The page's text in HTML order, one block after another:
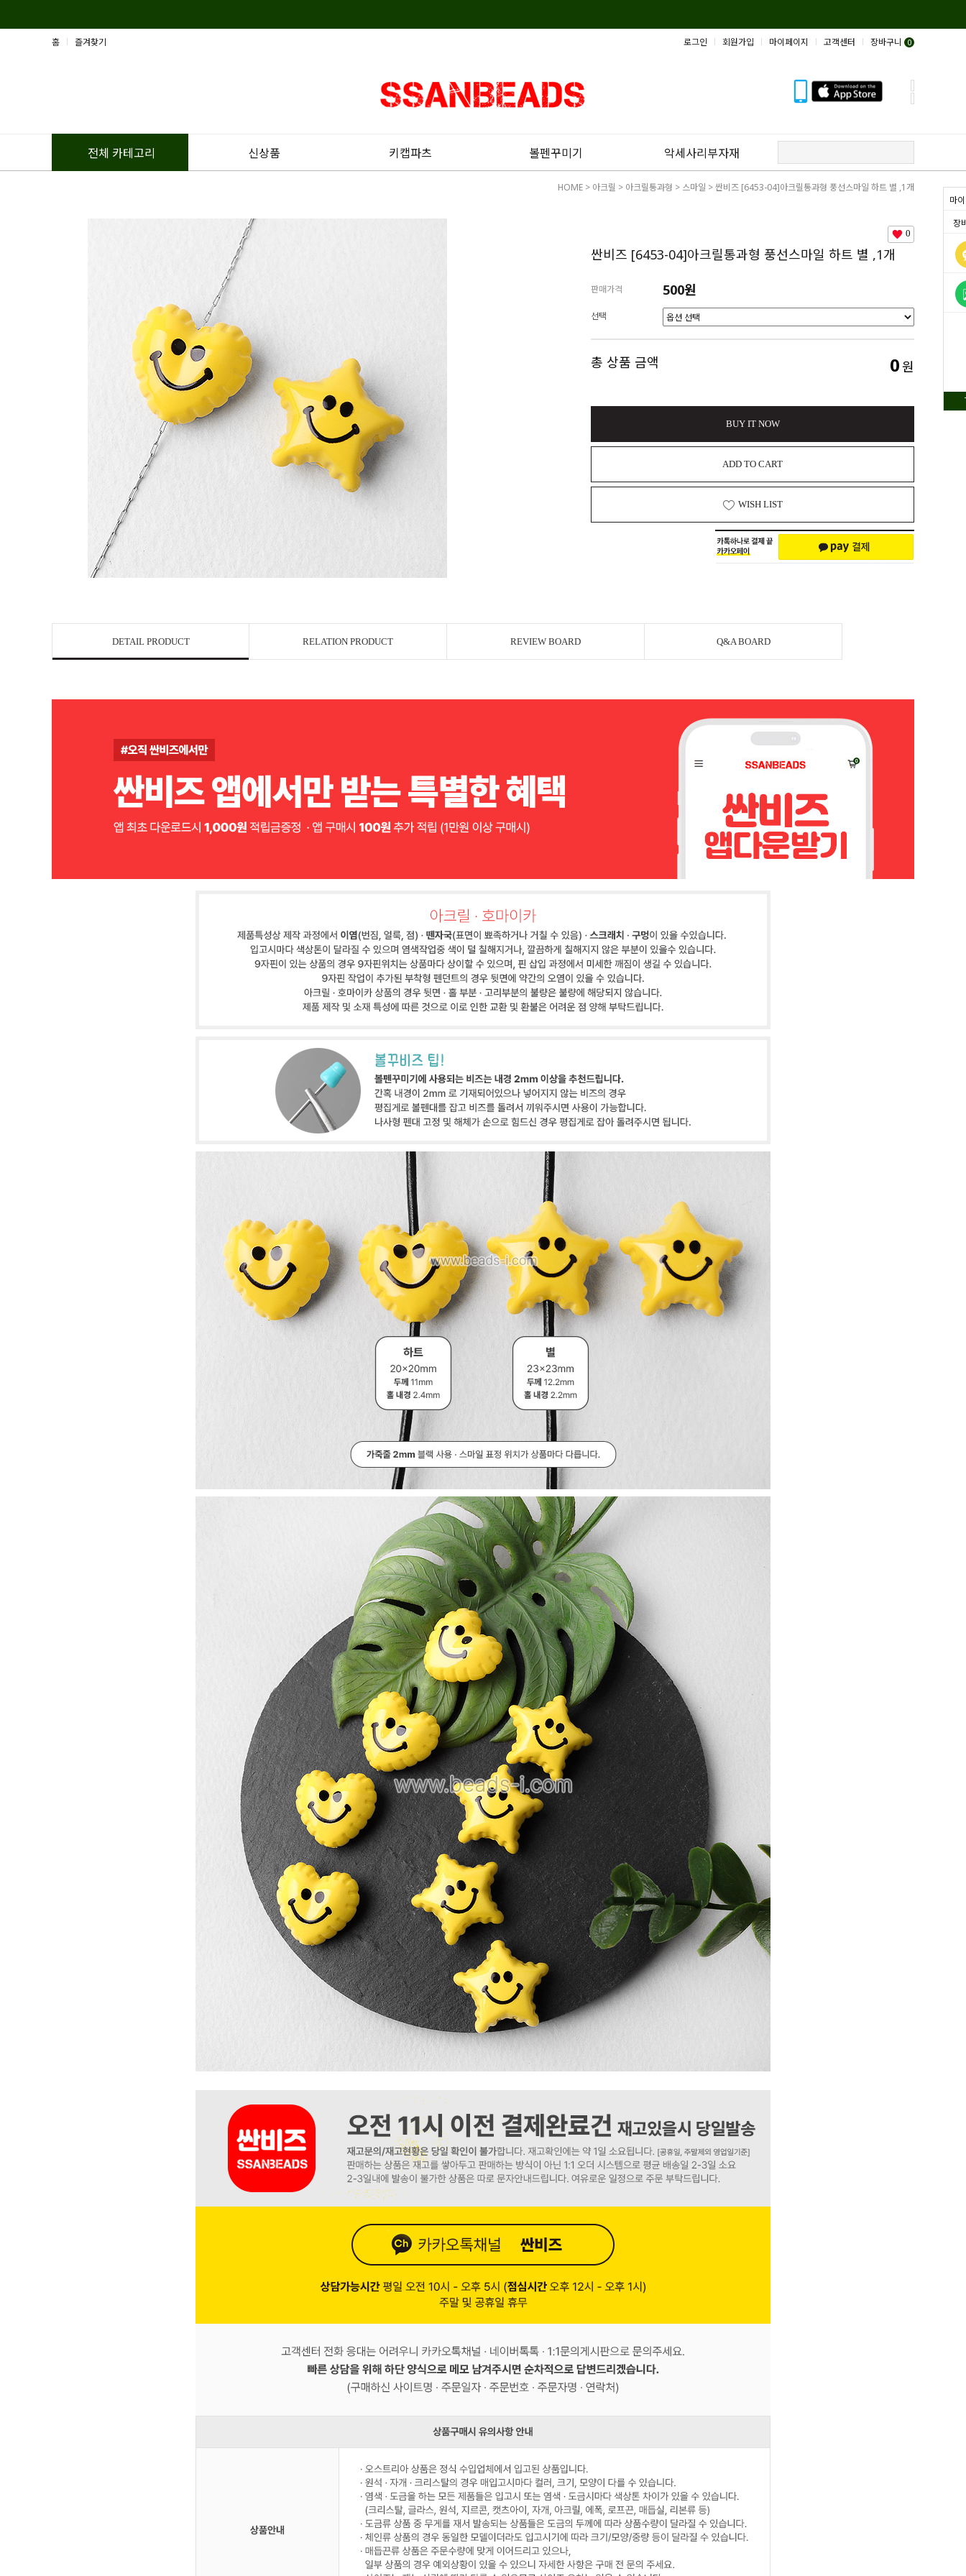
마
장
홈 즐겨찾기 로그인 회원가입 마이페이지 고객센터 장바구니 0
전체 카테고리 신상품 키캡파츠 볼펜꾸미기 악세사리부자재
HOME > 아크릴 > 아크릴통과형 > 스마일 > 싼비즈 [6453-04]아크릴통과형 풍선스마일 하트 별 ,1개
0
싼비즈 [6453-04]아크릴통과형 풍선스마일 하트 별 ,1개
판매가격 500원
선택
총 상품 금액 0원
BUY IT NOW
ADD TO CART
WISH LIST
DETAIL PRODUCT RELATION PRODUCT REVIEW BOARD Q&A BOARD